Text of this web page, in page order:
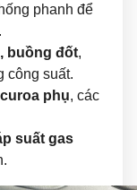
phanh để
buồng đốt,
công suất.
phụ, các
suất gas